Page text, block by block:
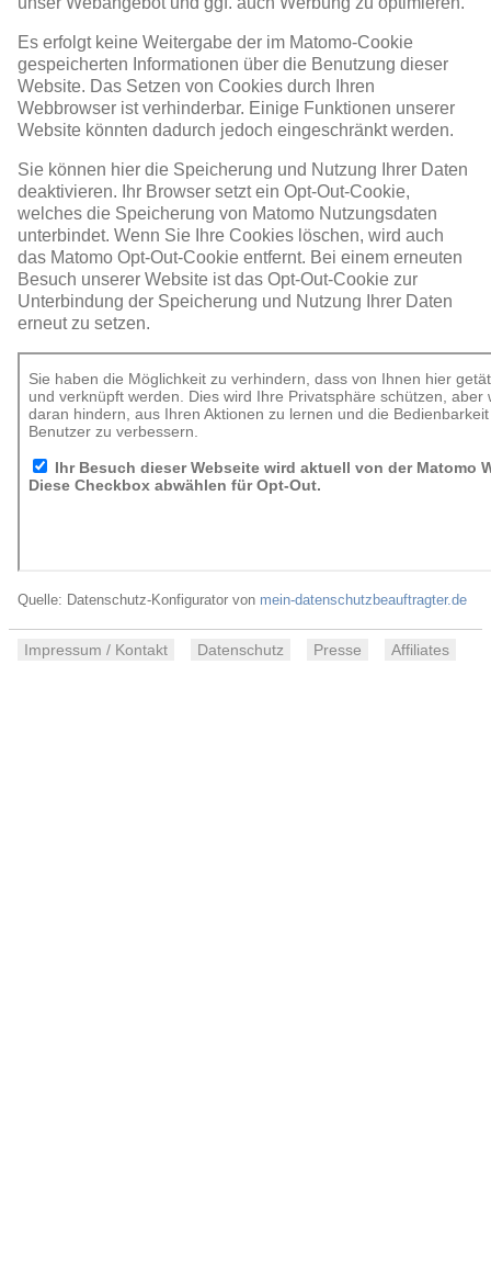
Es erfolgt keine Weitergabe der im Matomo-Cookie
gespeicherten Informationen über die Benutzung dieser
Website. Das Setzen von Cookies durch Ihren
Webbrowser ist verhinderbar. Einige Funktionen unserer
Website könnten dadurch jedoch eingeschränkt werden.
Sie können hier die Speicherung und Nutzung Ihrer Daten
deaktivieren. Ihr Browser setzt ein Opt-Out-Cookie,
welches die Speicherung von Matomo Nutzungsdaten
unterbindet. Wenn Sie Ihre Cookies löschen, wird auch
das Matomo Opt-Out-Cookie entfernt. Bei einem erneuten
Besuch unserer Website ist das Opt-Out-Cookie zur
Unterbindung der Speicherung und Nutzung Ihrer Daten
erneut zu setzen.
Quelle: Datenschutz-Konfigurator von mein-datenschutzbeauftragter.de
Impressum / Kontakt Datenschutz Presse Affiliates